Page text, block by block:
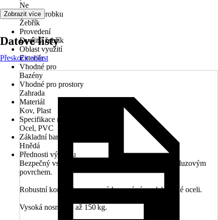
Ne
Druh výrobku
Žebřík
Provedení
Dvojitý žebřík
Oblast využití
Exteriér
Vhodné pro
Bazény
Vhodné pro prostory
Zahrada
Materiál
Kov, Plast
Specifikace materiálu
Ocel, PVC
Základní barva
Hnědá
Přednosti výrobku
Bezpečný vstup a výstup – plastové stupně s protiskluzovým
povrchem.
Robustní konstrukce – pevný kovový rám z lakované oceli.
Vysoká nosnost – až 150 kg.
Zobrazit více
Datové listy
Přeskočit oblast